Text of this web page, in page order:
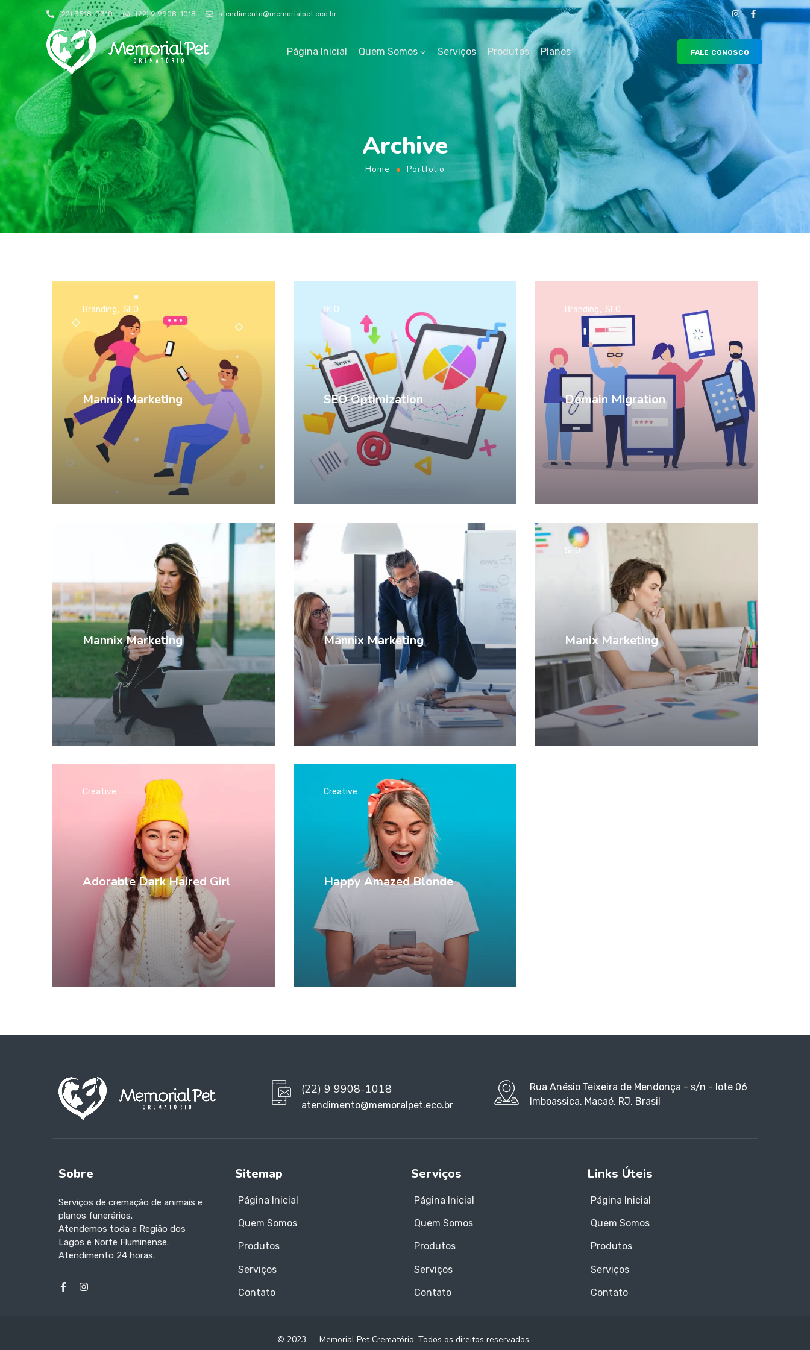
(22) 3518-0310 (22) 9 9908-1018 atendimento@memorialpet.eco.br
Página Inicial Quem Somos Serviços Produtos Planos FALE CONOSCO
Archive
Home Portfolio
Mannix Marketing
Branding SEO
SEO Optimization
SEO
Domain Migration
Branding SEO
Mannix Marketing Mannix Marketing Manix Marketing
SEO
Adorable Dark Haired Girl
Creative
Happy Amazed Blonde
Creative
(22) 9 9908-1018
atendimento@memoralpet.eco.br
Rua Anésio Teixeira de Mendonça - s/n - lote 06
Imboassica, Macaé, RJ, Brasil
Sobre
Serviços de cremação de animais e
planos funerários.
Atendemos toda a Região dos
Lagos e Norte Fluminense.
Atendimento 24 horas.
Sitemap
Página Inicial
Quem Somos
Produtos
Serviços
Contato
Serviços
Página Inicial
Quem Somos
Produtos
Serviços
Contato
Links Úteis
Página Inicial
Quem Somos
Produtos
Serviços
Contato
© 2023 — Memorial Pet Crematório. Todos os direitos reservados..